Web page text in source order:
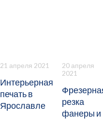
21 апреля 2021
Интерьерная
печать в
Ярославле
20 апреля
2021
резка
фанеры и